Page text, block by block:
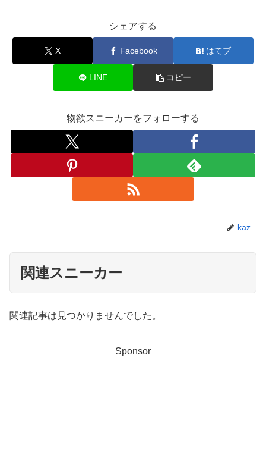
シェアする
X Facebook はてブ
LINE コピー
物欲スニーカーをフォローする
kaz
関連スニーカー
関連記事は見つかりませんでした。
Sponsor